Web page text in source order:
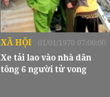
XÃ HỘI 01/01/1970 07:00:00
Xe tải lao vào nhà dân
tông 6 người tử vong